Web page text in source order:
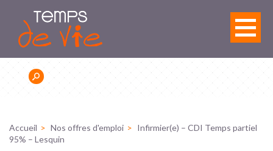
Accueil Nos offres d'emploi
Infirmier(e) – CDI Temps partiel
95% – Lesquin